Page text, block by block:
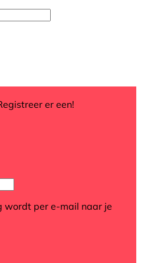
er een!
wordt per e-mail naar je